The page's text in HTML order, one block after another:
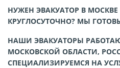
НУЖЕН ЭВАКУАТОР В
КРУГЛОСУТОЧНО? МЫ
НАШИ ЭВАКУАТОРЫ
МОСКОВСКОЙ ОБЛАСТИ,
СПЕЦИАЛИЗИРУЕМСЯ НА